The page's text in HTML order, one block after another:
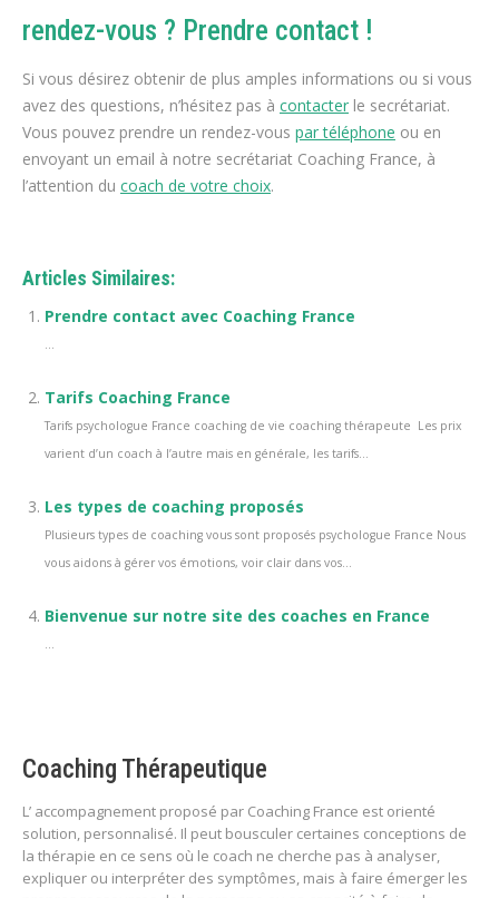
rendez-vous ? Prendre contact !
Si vous désirez obtenir de plus amples informations ou si vous
avez des questions, n’hésitez pas à contacter le secrétariat.
Vous pouvez prendre un rendez-vous par téléphone ou en
envoyant un email à notre secrétariat Coaching France, à
l’attention du coach de votre choix.
Articles Similaires:
Prendre contact avec Coaching France
...
Tarifs Coaching France
Tarifs psychologue France coaching de vie coaching thérapeute Les prix
varient d’un coach à l’autre mais en générale, les tarifs...
Les types de coaching proposés
Plusieurs types de coaching vous sont proposés psychologue France Nous
vous aidons à gérer vos émotions, voir clair dans vos...
Bienvenue sur notre site des coaches en France
...
Coaching Thérapeutique
L’ accompagnement proposé par Coaching France est orienté
solution, personnalisé. Il peut bousculer certaines conceptions de
la thérapie en ce sens où le coach ne cherche pas à analyser,
expliquer ou interpréter des symptômes, mais à faire émerger les